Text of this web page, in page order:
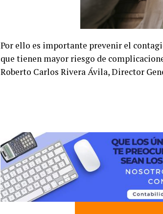
Por ello es importante prevenir el
que tienen mayor riesgo de
Roberto Carlos Rivera Ávila, Director